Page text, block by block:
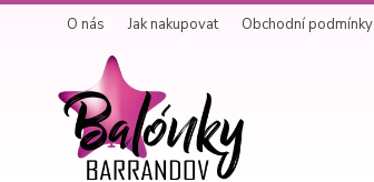
O nás Jak nakupovat Obchodní podmínky